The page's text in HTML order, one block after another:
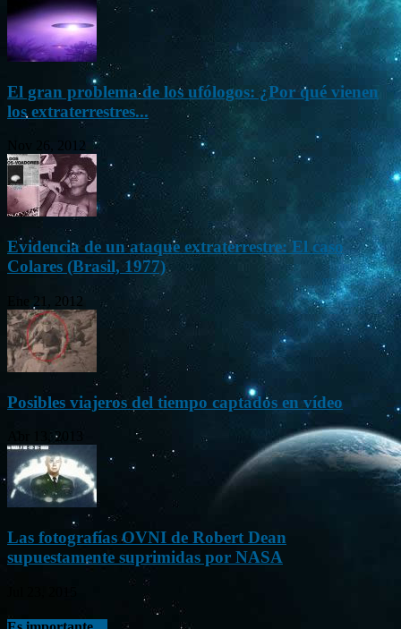
El gran problema de los ufólogos: ¿Por qué vienen
los extraterrestres...
Nov 26, 2012
Evidencia de un ataque extraterrestre: El caso
Colares (Brasil, 1977)
Ene 21, 2012
Posibles viajeros del tiempo captados en vídeo
Abr 13, 2013
Las fotografías OVNI de Robert Dean
supuestamente suprimidas por NASA